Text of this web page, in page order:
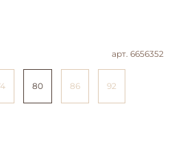
арт. 6656352
80 86 92